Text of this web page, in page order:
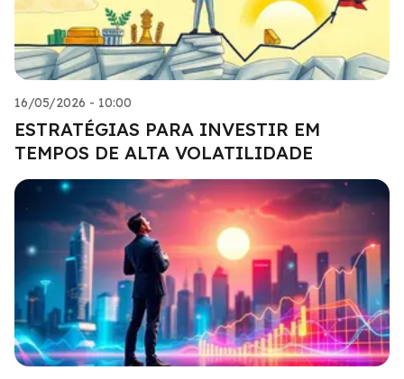
16/05/2026 - 10:00
ESTRATÉGIAS PARA INVESTIR EM
TEMPOS DE ALTA VOLATILIDADE